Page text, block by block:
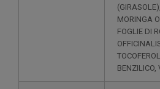
MORINGA
FOGLIE DI
BENZILICO,